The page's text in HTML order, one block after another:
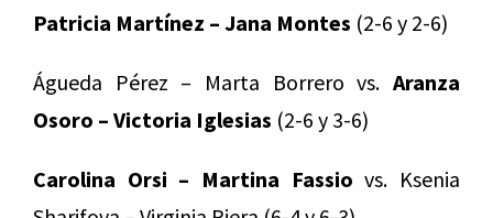
Patricia Martínez – Jana Montes (2-6 y 2-6)
Águeda Pérez – Marta Borrero vs. Aranza
Osoro – Victoria Iglesias (2-6 y 3-6)
Carolina Orsi – Martina Fassio vs. Ksenia